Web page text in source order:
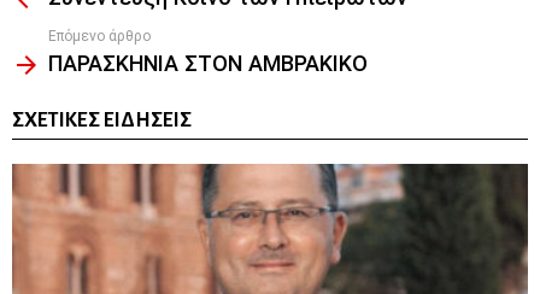
Επόμενο άρθρο
ΠΑΡΑΣΚΗΝΙΑ ΣΤΟΝ ΑΜΒΡΑΚΙΚΟ
ΣΧΕΤΙΚΈΣ ΕΙΔΉΣΕΙΣ